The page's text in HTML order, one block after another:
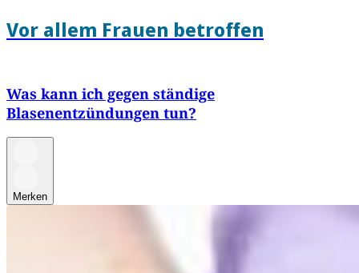
Vor allem Frauen betroffen
Was kann ich gegen ständige
Blasenentzündungen tun?
Merken